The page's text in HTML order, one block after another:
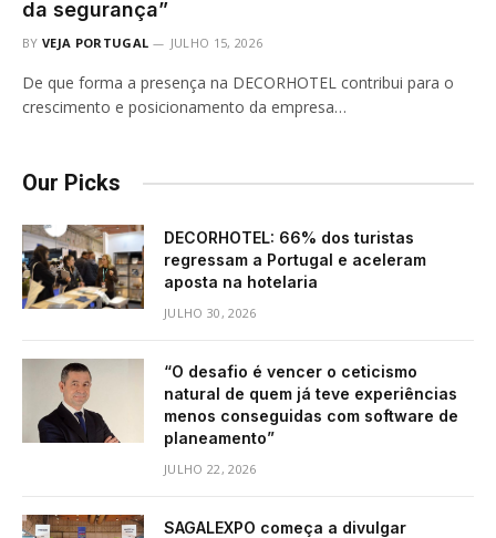
da segurança”
BY VEJA PORTUGAL JULHO 15, 2026
De que forma a presença na DECORHOTEL contribui para o
crescimento e posicionamento da empresa…
Our Picks
DECORHOTEL: 66% dos turistas
regressam a Portugal e aceleram
aposta na hotelaria
JULHO 30, 2026
“O desafio é vencer o ceticismo
natural de quem já teve experiências
menos conseguidas com software de
planeamento”
JULHO 22, 2026
SAGALEXPO começa a divulgar